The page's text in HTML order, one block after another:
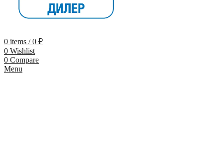
0 items / 0 ₽
0 Wishlist
0 Compare
Menu